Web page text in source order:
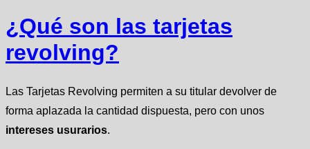
¿Qué son las tarjetas
revolving?
Las Tarjetas Revolving permiten a su titular devolver de
forma aplazada la cantidad dispuesta, pero con unos
intereses usurarios.